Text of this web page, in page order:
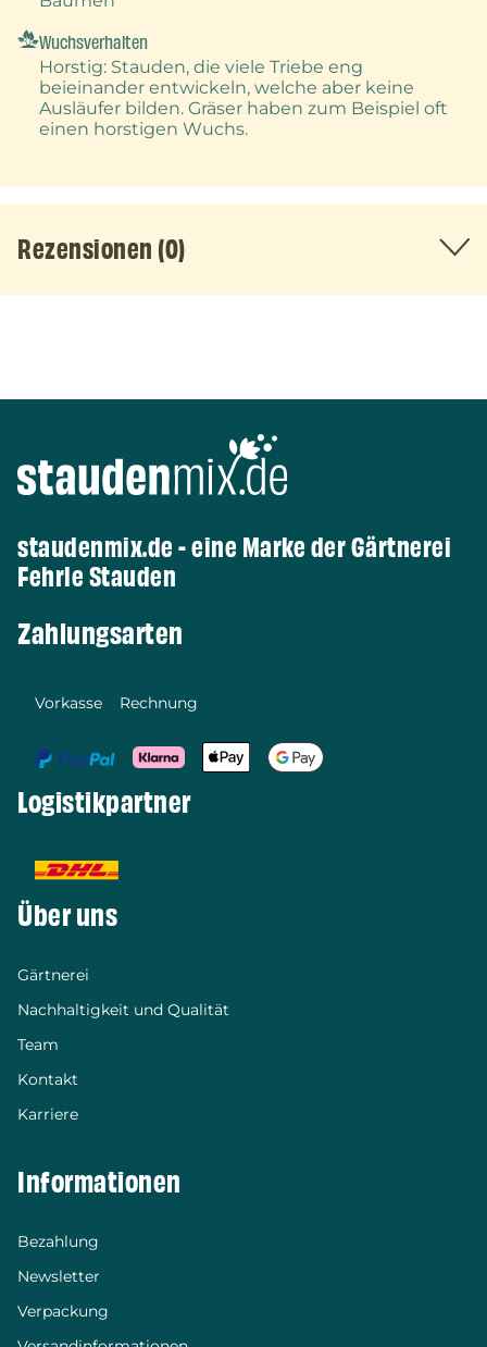
Wuchsverhalten
Horstig: Stauden, die viele Triebe eng
beieinander entwickeln, welche aber keine
Ausläufer bilden. Gräser haben zum Beispiel oft
einen horstigen Wuchs.
Rezensionen (0)
staudenmix.de - eine Marke der Gärtnerei
Fehrle Stauden
Zahlungsarten
Vorkasse Rechnung
Logistikpartner
Über uns
Gärtnerei
Nachhaltigkeit und Qualität
Team
Kontakt
Karriere
Informationen
Bezahlung
Newsletter
Verpackung